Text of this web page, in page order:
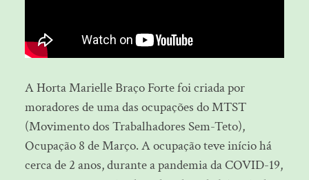
A Horta Marielle Braço Forte foi criada por
moradores de uma das ocupações do MTST
(Movimento dos Trabalhadores Sem-Teto),
Ocupação 8 de Março. A ocupação teve início há
cerca de 2 anos, durante a pandemia da COVID-19,